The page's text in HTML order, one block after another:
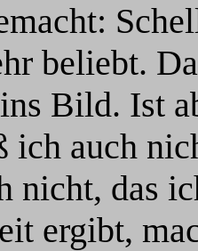
beliebt.
Bild. Ist
auch
nicht, das
ergibt,